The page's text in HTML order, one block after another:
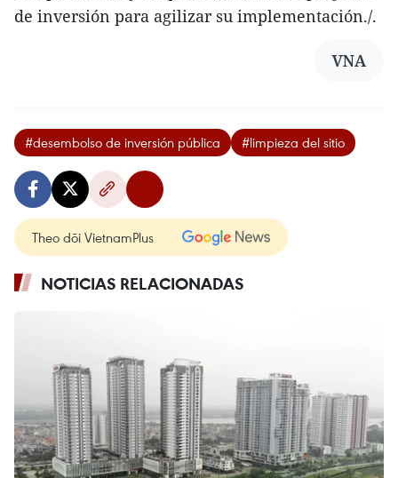
de inversión para agilizar su implementación./.
VNA
#desembolso de inversión pública #limpieza del sitio
Theo dõi VietnamPlus
NOTICIAS RELACIONADAS